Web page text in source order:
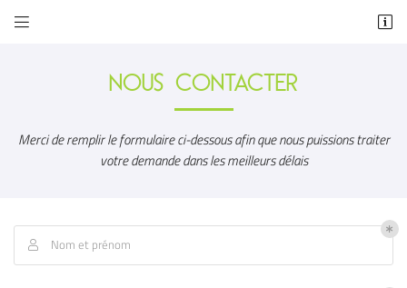
 
02 41 92 03 68NOUS CONTACTER
Merci de remplir le formulaire ci-dessous afin que nous puissions traiter
votre demande dans les meilleurs délais
 Nom et prénom